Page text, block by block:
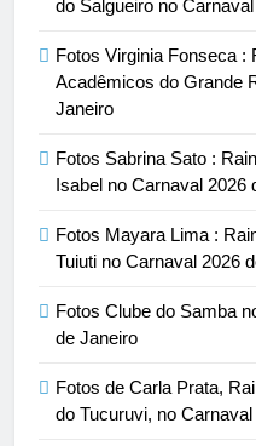
do Salgueiro no
Fotos Virginia Fonseca :
Acadêmicos do Grande
Janeiro
Fotos Sabrina Sato :
Isabel no Carnaval 2026
Fotos Mayara Lima :
Tuiuti no Carnaval 2026
Fotos Clube do Samba
de Janeiro
Fotos de Carla Prata,
do Tucuruvi, no